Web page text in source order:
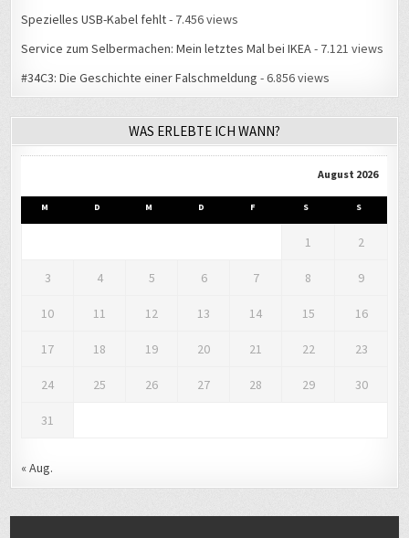
Spezielles USB-Kabel fehlt- 7.456 views
Service zum Selbermachen: Mein letztes Mal bei IKEA- 7.121 views
#34C3: Die Geschichte einer Falschmeldung - 6.856 views
WAS ERLEBTE ICH WANN?
August 2026
M D M D F S S
1 2
3 4 5 6 7 8 9
10 11 12 13 14 15 16
17 18 19 20 21 22 23
24 25 26 27 28 29 30
31
« Aug.